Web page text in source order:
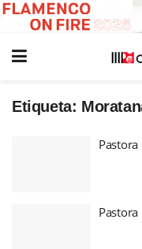
Etiqueta: